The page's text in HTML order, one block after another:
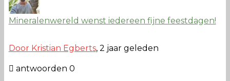
Mineralenwereld wenst iedereen fijne feestdagen!
Door Kristian Egberts, 2 jaar geleden
antwoorden 0